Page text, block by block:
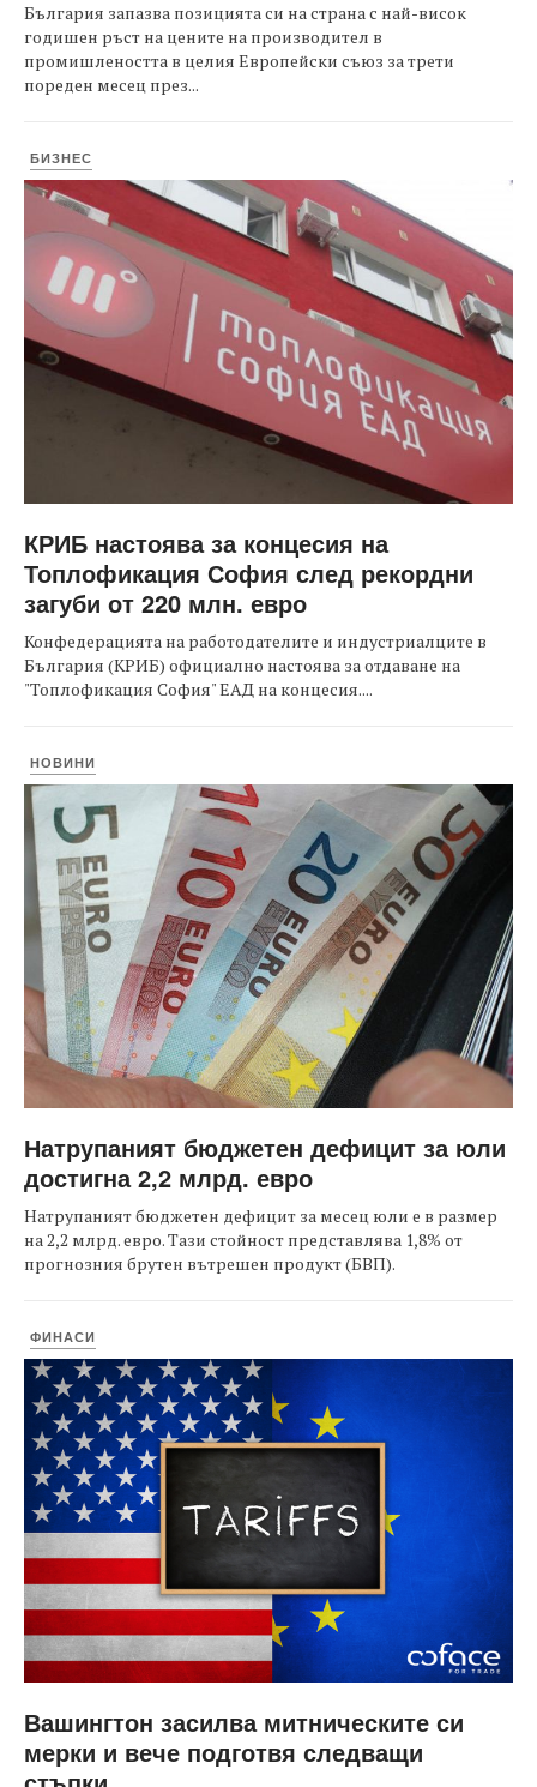
България запазва позицията си на страна с най-висок
годишен ръст на цените на производител в
промишлеността в целия Европейски съюз за трети
пореден месец през...
БИЗНЕС
КРИБ настоява за концесия на
Топлофикация София след рекордни
загуби от 220 млн. евро
Конфедерацията на работодателите и индустриалците в
България (КРИБ) официално настоява за отдаване на
"Топлофикация София" ЕАД на концесия....
НОВИНИ
Натрупаният бюджетен дефицит за юли
достигна 2,2 млрд. евро
Натрупаният бюджетен дефицит за месец юли е в размер
на 2,2 млрд. евро. Тази стойност представлява 1,8% от
прогнозния брутен вътрешен продукт (БВП).
ФИНАСИ
Вашингтон засилва митническите си
мерки и вече подготвя следващи